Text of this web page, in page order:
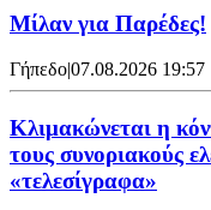
Μίλαν για Παρέδες!
Γήπεδο|07.08.2026 19:57
Κλιμακώνεται η
τους συνοριακούς
«τελεσίγραφα»